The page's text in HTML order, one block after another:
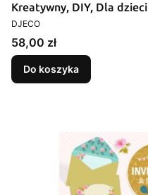
Kreatywny, DIY, Dla dzieci
PRODUCENT
DJECO
Cena
58,00 zł
Do koszyka